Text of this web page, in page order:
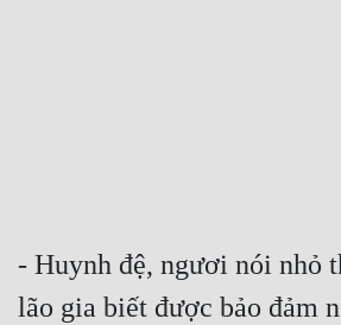
Xa Lộ Dịch
- Huynh đệ, ngươi nói nhỏ
lão gia biết được bảo đảm